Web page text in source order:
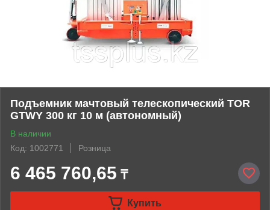
Подъемник мачтовый телескопический TOR
GTWY 300 кг 10 м (автономный)
В наличии
Код: 1002771
Розница
6 465 760,65 ₸
Купить